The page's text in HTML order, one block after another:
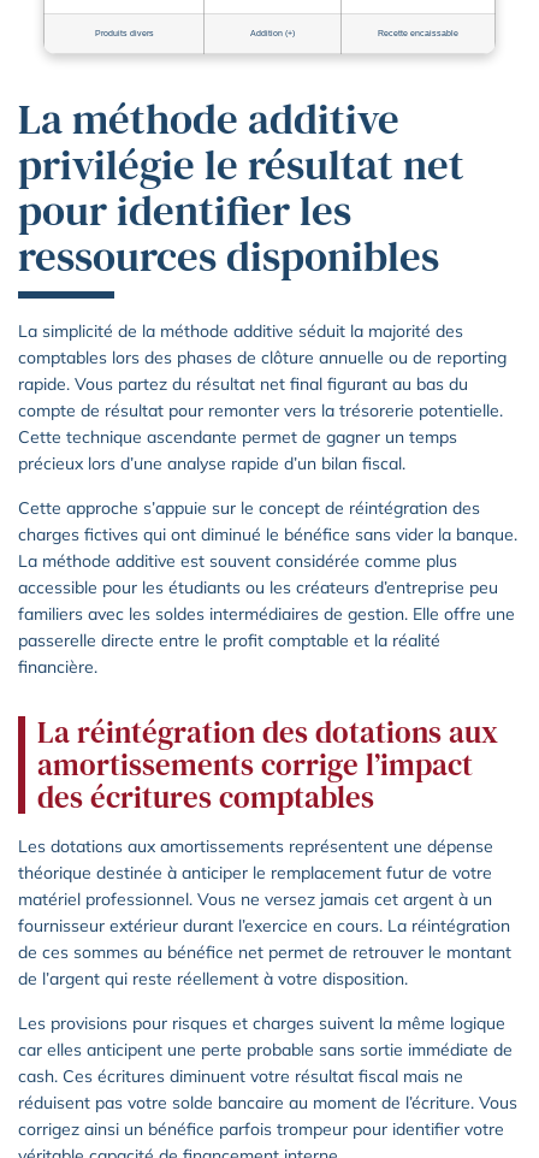
Produits divers Addition (+) Recette encaissable
La méthode additive
privilégie le résultat net
pour identifier les
ressources disponibles
La simplicité de la méthode additive séduit la majorité des
comptables lors des phases de clôture annuelle ou de reporting
rapide. Vous partez du résultat net final figurant au bas du
compte de résultat pour remonter vers la trésorerie potentielle.
Cette technique ascendante permet de gagner un temps
précieux lors d’une analyse rapide d’un bilan fiscal.
Cette approche s’appuie sur le concept de réintégration des
charges fictives qui ont diminué le bénéfice sans vider la banque.
La méthode additive est souvent considérée comme plus
accessible pour les étudiants ou les créateurs d’entreprise peu
familiers avec les soldes intermédiaires de gestion. Elle offre une
passerelle directe entre le profit comptable et la réalité
financière.
La réintégration des dotations aux
amortissements corrige l’impact
des écritures comptables
Les dotations aux amortissements représentent une dépense
théorique destinée à anticiper le remplacement futur de votre
matériel professionnel. Vous ne versez jamais cet argent à un
fournisseur extérieur durant l’exercice en cours. La réintégration
de ces sommes au bénéfice net permet de retrouver le montant
de l’argent qui reste réellement à votre disposition.
Les provisions pour risques et charges suivent la même logique
car elles anticipent une perte probable sans sortie immédiate de
cash. Ces écritures diminuent votre résultat fiscal mais ne
réduisent pas votre solde bancaire au moment de l’écriture. Vous
corrigez ainsi un bénéfice parfois trompeur pour identifier votre